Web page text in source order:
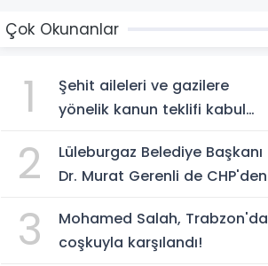
Çok Okunanlar
1
Şehit aileleri ve gazilere
yönelik kanun teklifi kabul
2
Lüleburgaz Belediye Başkanı
Dr. Murat Gerenli de CHP'den
3
Mohamed Salah, Trabzon'da
coşkuyla karşılandı!